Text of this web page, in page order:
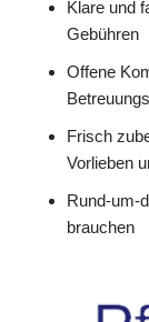
Klare und
Gebühren
Offene
Frisch
Vorlieben
Rund-um-
brauchen